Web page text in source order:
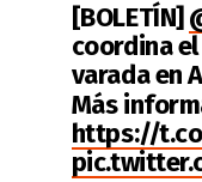
[BOLETÍN]
coordina
varada en
Más
https://